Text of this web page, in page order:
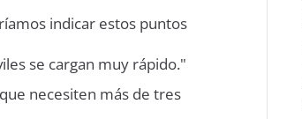
indicar estos puntos
se cargan muy rápido."
necesiten más de tres